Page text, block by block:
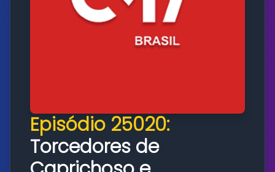
Episódio 25020:
Torcedores de